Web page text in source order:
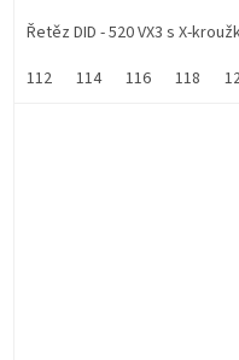
Řetěz DID - 520 VX3 s X-
112
114 116 118